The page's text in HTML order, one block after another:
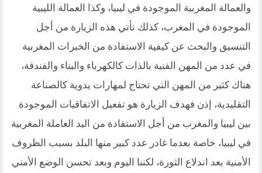
والعمالة المغربية الموجودة في ليبيا، وكذا العمالة الليبية
الموجودة في المغرب، كذلك تأتي هذه الزيارة من أجل
التنسيق والبحث عن كيفية الاستفادة من الخبرات المغربية
في عدد من المهن الفنية بالذات كالكهرباء والبناء والفندقة،
هناك كثير من المهن التي تحتاج لمهارات يدوية كالصناعة
التقليدية، إذن فهدف الزيارة هو تفعيل الاتفاقيات الموجودة
بين ليبيا والمغرب من أجل الاستفادة من اليد العاملة المغربية
في ليبيا، خاصة بعدما غادر عدد كبير منها البلد بسبب الظروف
الأمنية بعد اندلاع الثورة، لكننا اليوم وبعد تحسن الوضع الأمني